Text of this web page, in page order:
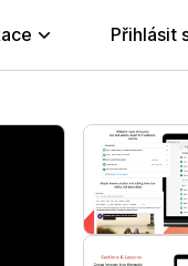
Přihlásit